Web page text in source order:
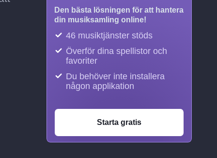
Den bästa lösningen för att hantera
din musiksamling online!
46 musiktjänster stöds
Överför dina spellistor och
favoriter
Du behöver inte installera
någon applikation
Starta gratis